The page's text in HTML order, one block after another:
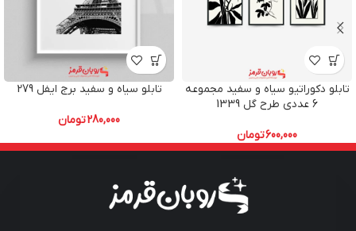
تابلو دکوراتیو سیاه و سفید مجموعه
6 عددی طرح گل 1339
600,000تومان
تابلو سیاه و سفید برج ایفل 279
280,000تومان